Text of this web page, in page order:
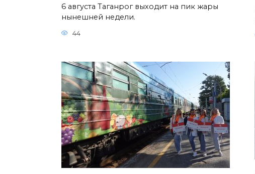
6 августа Таганрог выходит на пик жары
нынешней недели.
44